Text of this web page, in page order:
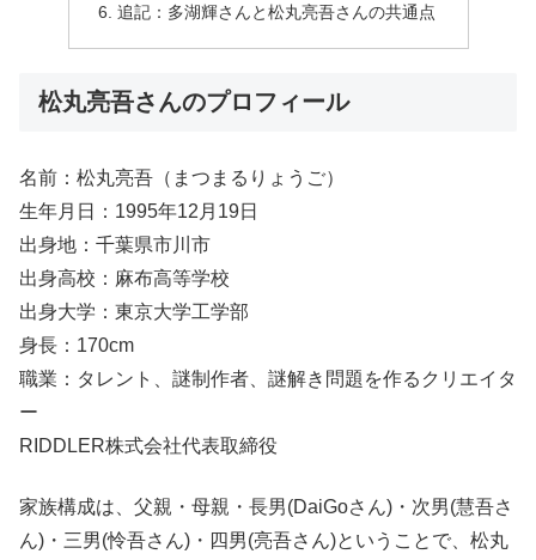
追記：多湖輝さんと松丸亮吾さんの共通点
松丸亮吾さんのプロフィール
名前：松丸亮吾（まつまるりょうご）
生年月日：1995年12月19日
出身地：千葉県市川市
出身高校：麻布高等学校
出身大学：東京大学工学部
身長：170cm
職業：タレント、謎制作者、謎解き問題を作るクリエイタ
ー
RIDDLER株式会社代表取締役
家族構成は、父親・母親・長男(DaiGoさん)・次男(慧吾さ
ん)・三男(怜吾さん)・四男(亮吾さん)ということで、松丸